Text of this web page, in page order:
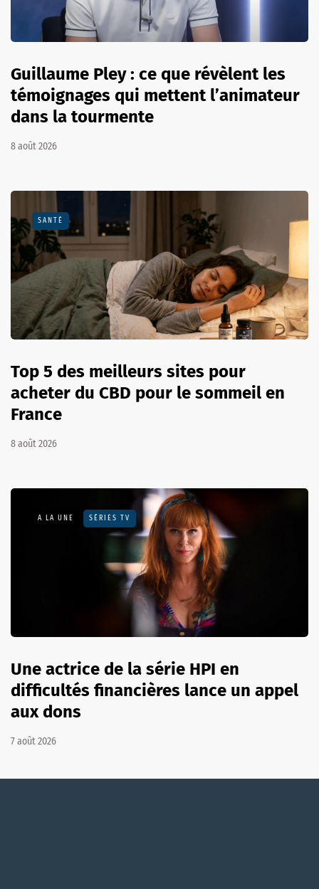
Guillaume Pley : ce que révèlent les
témoignages qui mettent l’animateur
dans la tourmente
8 août 2026
SANTÉ
Top 5 des meilleurs sites pour
acheter du CBD pour le sommeil en
France
8 août 2026
A LA UNE SÉRIES TV
Une actrice de la série HPI en
difficultés financières lance un appel
aux dons
7 août 2026